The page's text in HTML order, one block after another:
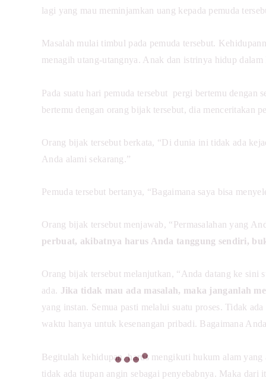
lagi yang mau meminjamkan uang kepada pemuda
Masalah mulai timbul pada pemuda tersebut.
menagih utang-utangnya. Anak dan istrinya hidup
Pada suatu hari pemuda tersebut pergi bertemu
bertemu dengan orang bijak tersebut, dia menceritakan
Orang bijak tersebut berkata, “Di dunia ini tidak ada
Anda alami sekarang.”
Pemuda tersebut bertanya, “Bagaimana saya bisa
Orang bijak tersebut menjawab, “Permasalahan yang
perbuat, akibatnya harus Anda tanggung sendiri,
Orang bijak tersebut melanjutkan, “Anda datang ke sini
ada. Jika tidak mau ada masalah, maka janganlah
yang instan. Semua pasti melalui suatu proses. Tidak
waktu hanya untuk kesenangan pribadi. Bagaimana
Begitulah kehidupan, harus mengikuti hukum alam
tidak ada tiupan angin sebagai penyebabnya. Maka dari